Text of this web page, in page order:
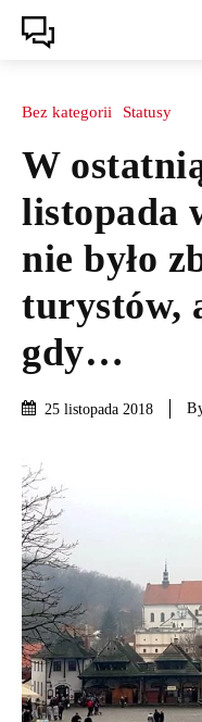
Bez kategorii Statusy
W
listopada
nie było
turystów,
gdy…
25 listopada 2018